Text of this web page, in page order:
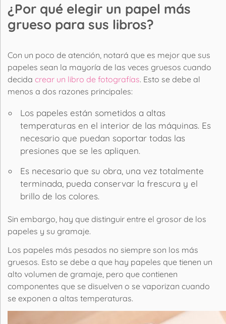
¿Por qué elegir un papel más
grueso para sus libros?
Con un poco de atención, notará que es mejor que sus
papeles sean la mayoría de las veces gruesos cuando
decida crear un libro de fotografías. Esto se debe al
menos a dos razones principales:
Los papeles están sometidos a altas
temperaturas en el interior de las máquinas. Es
necesario que puedan soportar todas las
presiones que se les apliquen.
Es necesario que su obra, una vez totalmente
terminada, pueda conservar la frescura y el
brillo de los colores.
Sin embargo, hay que distinguir entre el grosor de los
papeles y su gramaje.
Los papeles más pesados no siempre son los más
gruesos. Esto se debe a que hay papeles que tienen un
alto volumen de gramaje, pero que contienen
componentes que se disuelven o se vaporizan cuando
se exponen a altas temperaturas.